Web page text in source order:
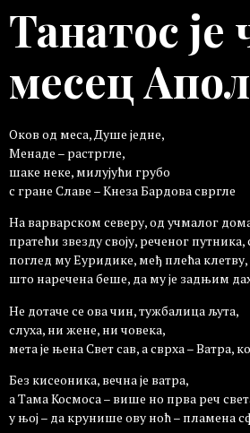
Танатос је
месец
Оков од меса, Душе једне,
Менаде – растргле,
шаке неке, милујући грубо
с гране Славе – Кнеза Бардова свргле
На варварском северу, од учмалог
пратећи звезду своју, реченог путника,
поглед му Еуридике, међ плећа клетву,
што наречена беше, да му је задњим
Не дотаче се ова чин, тужбалица љута,
слуха, ни жене, ни човека,
мета је њена Свет сав, а сврха – Ватра,
Без кисеоника, вечна је ватра,
а Тама Космоса – више но прва реч
у њој – да крунише ову ноћ – пламена